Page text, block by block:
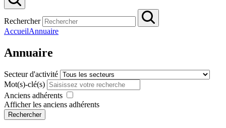
Rechercher
AccueilAnnuaire
Annuaire
Secteur d'activité
Mot(s)-clé(s)
Anciens adhérents
Afficher les anciens adhérents
Rechercher